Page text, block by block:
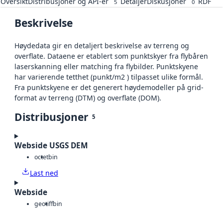
5 0
Beskrivelse
Høydedata gir en detaljert beskrivelse av terreng og
overflate. Dataene er etablert som punktskyer fra flybåren
laserskanning eller matching fra flybilder. Punktskyene
har varierende tetthet (punkt/m2 ) tilpasset ulike formål.
Fra punktskyene er det generert høydemodeller på grid-
format av terreng (DTM) og overflate (DOM).
Distribusjoner 5
Webside USGS DEM
octetbin
Last ned
Webside
geotiffbin